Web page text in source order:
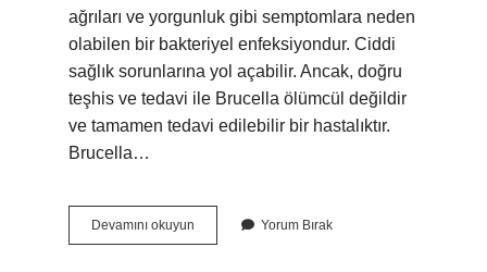
ağrıları ve yorgunluk gibi semptomlara neden
olabilen bir bakteriyel enfeksiyondur. Ciddi
sağlık sorunlarına yol açabilir. Ancak, doğru
teşhis ve tedavi ile Brucella ölümcül değildir
ve tamamen tedavi edilebilir bir hastalıktır.
Brucella…
Devamını okuyun Brucella
Testi
Yorum Bırak